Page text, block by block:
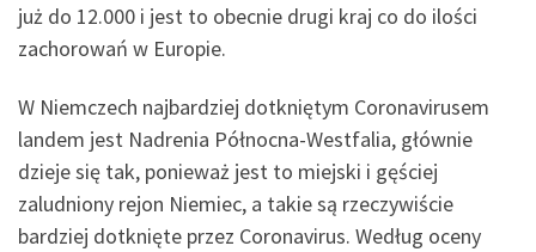
już do 12.000 i jest to obecnie drugi kraj co do ilości
zachorowań w Europie.
W Niemczech najbardziej dotkniętym Coronavirusem
landem jest Nadrenia Północna-Westfalia, głównie
dzieje się tak, ponieważ jest to miejski i gęściej
zaludniony rejon Niemiec, a takie są rzeczywiście
bardziej dotknięte przez Coronavirus. Według oceny